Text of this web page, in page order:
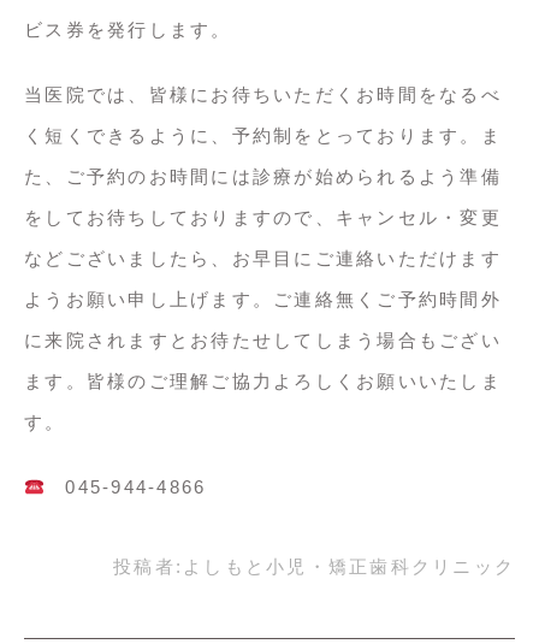
ビス券を発行します。
当医院では、皆様にお待ちいただくお時間をなるべ
く短くできるように、予約制をとっております。ま
た、ご予約のお時間には診療が始められるよう準備
をしてお待ちしておりますので、キャンセル・変更
などございましたら、お早目にご連絡いただけます
ようお願い申し上げます。ご連絡無くご予約時間外
に来院されますとお待たせしてしまう場合もござい
ます。皆様のご理解ご協力よろしくお願いいたしま
す。
045-944-4866
投稿者: よしもと小児・矯正歯科クリニック